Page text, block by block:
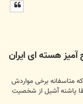
متاسفانه برخی مواردش
پاشنه آشیل از شخصیت